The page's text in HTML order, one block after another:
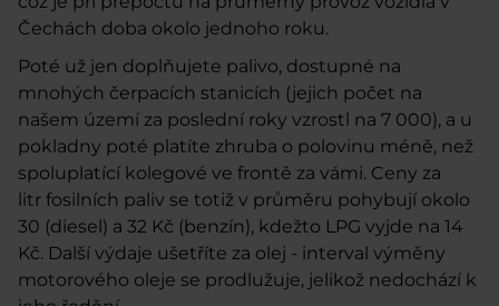
Čechách doba okolo jednoho roku.
Poté už jen doplňujete palivo, dostupné na
mnohých čerpacích stanicích (jejich počet na
našem území za poslední roky vzrostl na 7 000), a u
pokladny poté platíte zhruba o polovinu méně, než
spoluplatící kolegové ve frontě za vámi. Ceny za
litr fosilních paliv se totiž v průměru pohybují okolo
30 (diesel) a 32 Kč (benzín), kdežto LPG vyjde na 14
Kč. Další výdaje ušetříte za olej - interval výměny
motorového oleje se prodlužuje, jelikož nedochází k